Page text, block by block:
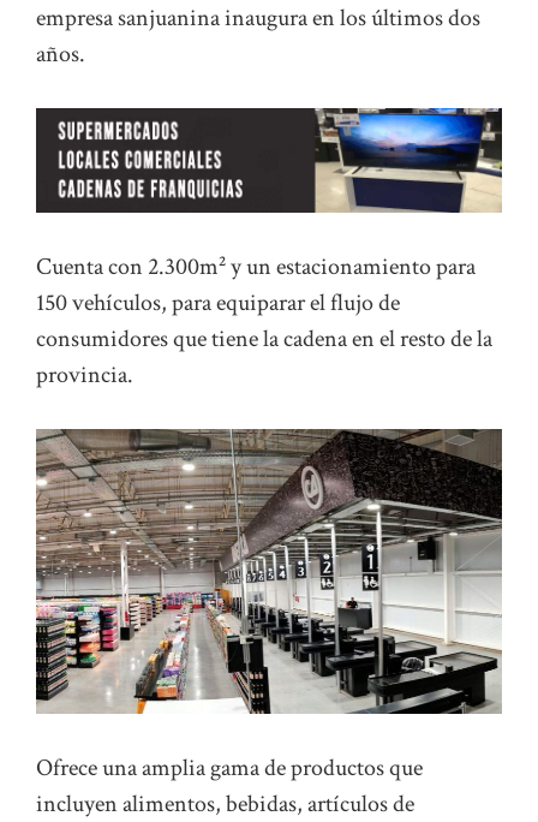
empresa sanjuanina inaugura en los últimos dos
años.
Cuenta con 2.300m² y un estacionamiento para
150 vehículos, para equiparar el flujo de
consumidores que tiene la cadena en el resto de la
provincia.
Ofrece una amplia gama de productos que
incluyen alimentos, bebidas, artículos de